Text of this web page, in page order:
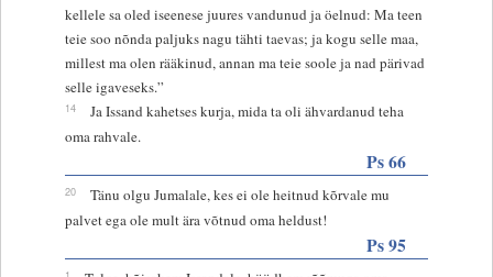
kellele sa oled iseenese juures vandunud ja öelnud: Ma teen
teie soo nõnda paljuks nagu tähti taevas; ja kogu selle maa,
millest ma olen rääkinud, annan ma teie soole ja nad pärivad
selle igaveseks.”
14
Ja Issand kahetses kurja, mida ta oli ähvardanud teha
oma rahvale.
Ps 66
20
Tänu olgu Jumalale, kes ei ole heitnud kõrvale mu
palvet ega ole mult ära võtnud oma heldust!
Ps 95